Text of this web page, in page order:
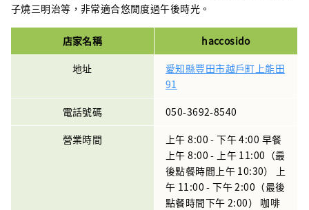
子燒三明治等，非常適合悠閒度過午後時光。
店家名稱
haccosido
地址
愛知縣豐田市越戶町上能田
91
電話號碼
050-3692-8540
營業時間
上午 8:00 - 下午 4:00 早餐
上午 8:00 - 上午 11:00（最
後點餐時間上午 10:30） 上
午 11:00 - 下午 2:00（最後
點餐時間下午 2:00） 咖啡